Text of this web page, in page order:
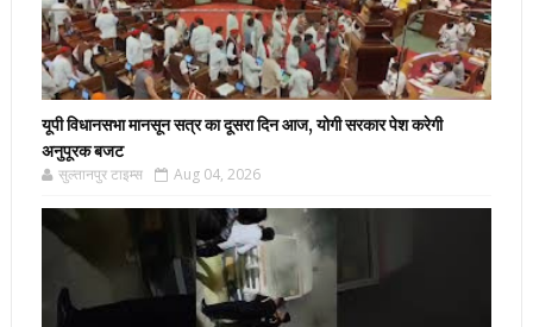
यूपी विधानसभा मानसून सत्र का दूसरा दिन आज, योगी सरकार पेश करेगी
अनुपूरक बजट
सुल्तानपुर टाइम्स Aug 04, 2026